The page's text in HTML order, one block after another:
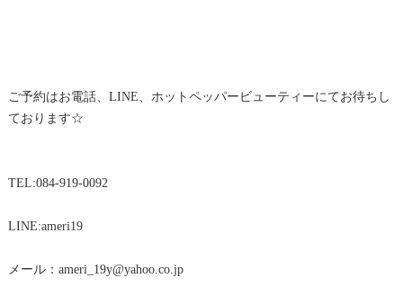
ご予約はお電話、LINE、ホットペッパービューティーにてお待ちし
ております☆
TEL:084-919-0092
LINE:ameri19
メール：ameri_19y@yahoo.co.jp